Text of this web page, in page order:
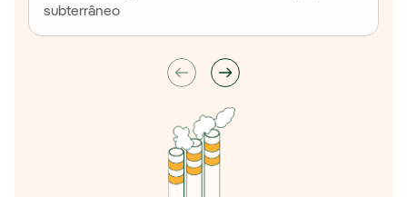
subterrâneo